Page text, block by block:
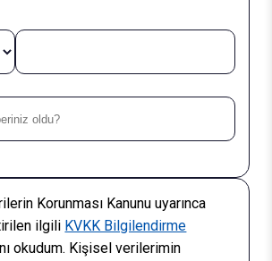
Korunması Kanunu uyarınca
ilgili KVKK Bilgilendirme
okudum. Kişisel verilerimin